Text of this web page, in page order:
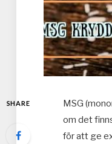
SHARE
MSG
om det
för att ge